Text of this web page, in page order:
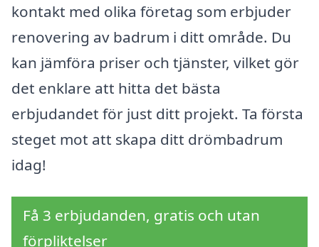
kontakt med olika företag som erbjuder
renovering av badrum i ditt område. Du
kan jämföra priser och tjänster, vilket gör
det enklare att hitta det bästa
erbjudandet för just ditt projekt. Ta första
steget mot att skapa ditt drömbadrum
idag!
Få 3 erbjudanden, gratis och utan
förpliktelser